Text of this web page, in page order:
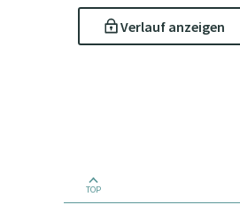
Verlauf anzeigen
TOP